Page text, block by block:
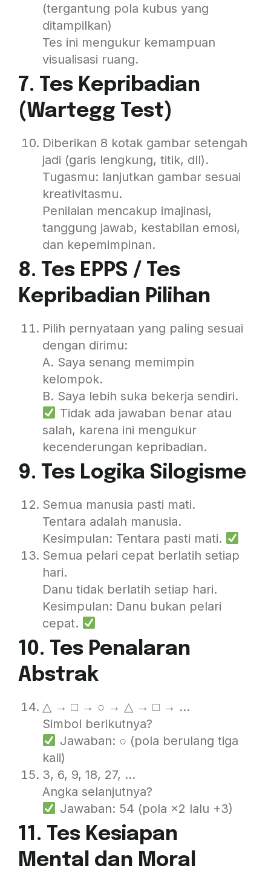
(tergantung pola kubus yang
ditampilkan)
Tes ini mengukur kemampuan
visualisasi ruang.
7. Tes Kepribadian
(Wartegg Test)
Diberikan 8 kotak gambar setengah
jadi (garis lengkung, titik, dll).
Tugasmu: lanjutkan gambar sesuai
kreativitasmu.
Penilaian mencakup imajinasi,
tanggung jawab, kestabilan emosi,
dan kepemimpinan.
8. Tes EPPS / Tes
Kepribadian Pilihan
Pilih pernyataan yang paling sesuai
dengan dirimu:
A. Saya senang memimpin
kelompok.
B. Saya lebih suka bekerja sendiri.
Tidak ada jawaban benar atau
salah, karena ini mengukur
kecenderungan kepribadian.
9. Tes Logika Silogisme
Semua manusia pasti mati.
Tentara adalah manusia.
Kesimpulan: Tentara pasti mati.
Semua pelari cepat berlatih setiap
hari.
Danu tidak berlatih setiap hari.
Kesimpulan: Danu bukan pelari
cepat.
10. Tes Penalaran
Abstrak
△ → □ → ○ → △ → □ → …
Simbol berikutnya?
Jawaban: ○ (pola berulang tiga
kali)
3, 6, 9, 18, 27, …
Angka selanjutnya?
Jawaban: 54 (pola ×2 lalu +3)
11. Tes Kesiapan
Mental dan Moral